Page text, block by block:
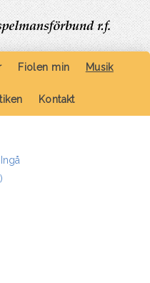
Fiolen min Musik
Kontakt